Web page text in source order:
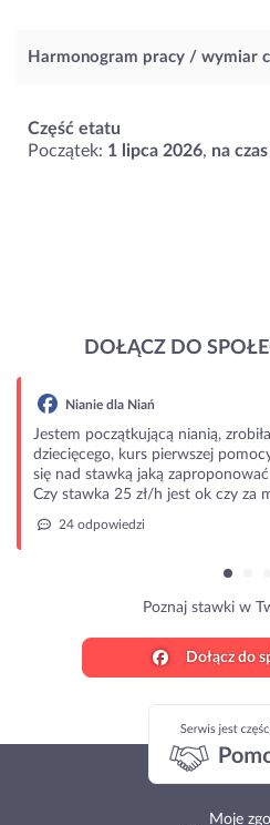
Harmonogram pracy / wymiar
Część etatu
Początek: 1 lipca 2026, na
DOŁĄCZ DO
Nianie dla Niań
Jestem początkującą nianią, zrobiłam
dziecięcego, kurs pierwszej pomocy
się nad stawką jaką zaproponować
Czy stawka 25 zł/h jest ok czy za
24 odpowiedzi
Poznaj stawki w
Dołącz do
Moje